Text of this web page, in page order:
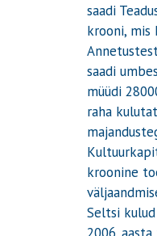
saadi
krooni, mis
saadi
müüdi
raha
kroonine
Seltsi